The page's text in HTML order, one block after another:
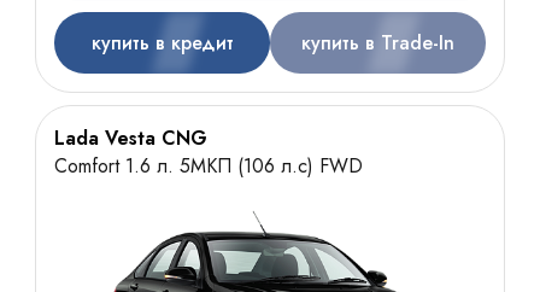
купить в кредит купить в Trade-In
Lada Vesta CNG
Comfort 1.6 л. 5МКП (106 л.с) FWD